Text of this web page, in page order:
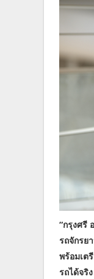
“กรุงศรี
รถจักรย
พร้อมเต
รถได้จริ